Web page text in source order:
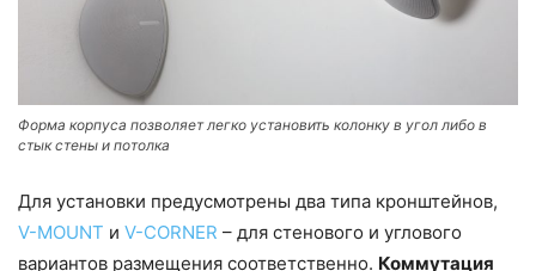
Форма корпуса позволяет легко установить колонку в угол либо в
стык стены и потолка
Для установки предусмотрены два типа кронштейнов,
V-MOUNT и V-CORNER – для стенового и углового
вариантов размещения соответственно. Коммутация